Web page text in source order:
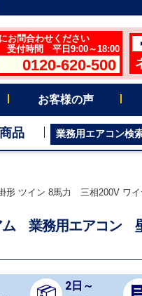
お問合わせください
受付時間 平日9:00～18:00
0120-620-500
お客様の声
品 業務用エアコン検
ツイン 8馬力 三相200V ワイ
ム 業務用エアコン
2日～